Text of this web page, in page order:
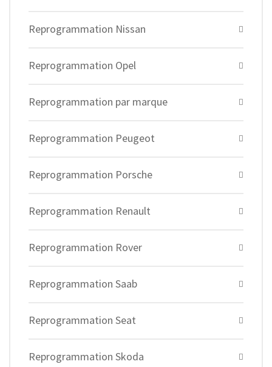
Reprogrammation Nissan
Reprogrammation Opel
Reprogrammation par marque
Reprogrammation Peugeot
Reprogrammation Porsche
Reprogrammation Renault
Reprogrammation Rover
Reprogrammation Saab
Reprogrammation Seat
Reprogrammation Skoda